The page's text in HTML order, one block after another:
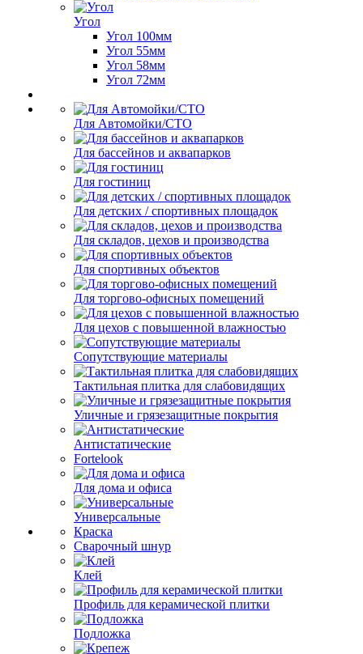
Угол
Угол 100мм
Угол 55мм
Угол 58мм
Угол 72мм
Для Автомойки/СТО
Для бассейнов и аквапарков
Для гостиниц
Для детских / спортивных площадок
Для складов, цехов и производства
Для спортивных объектов
Для торгово-офисных помещений
Для цехов с повышенной влажностью
Сопутствующие материалы
Тактильная плитка для слабовидящих
Уличные и грязезащитные покрытия
Антистатические
Fortelook
Для дома и офиса
Универсальные
Краска
Сварочный шнур
Клей
Профиль для керамической плитки
Подложка